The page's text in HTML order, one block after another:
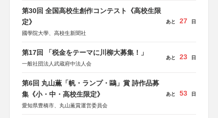
第30回 全国高校生創作コンテスト《高校生限
定》
國學院大學、高校生新聞社
あと 27 日
第17回 「税金をテーマに川柳大募集！」
一般社団法人武蔵府中法人会
あと 23 日
第6回 丸山薫「帆・ランプ・鷗」賞 詩作品募
集《小・中・高校生限定》
愛知県豊橋市、丸山薫賞運営委員会
あと 53 日